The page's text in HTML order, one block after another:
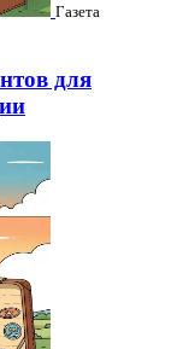
Газета
для